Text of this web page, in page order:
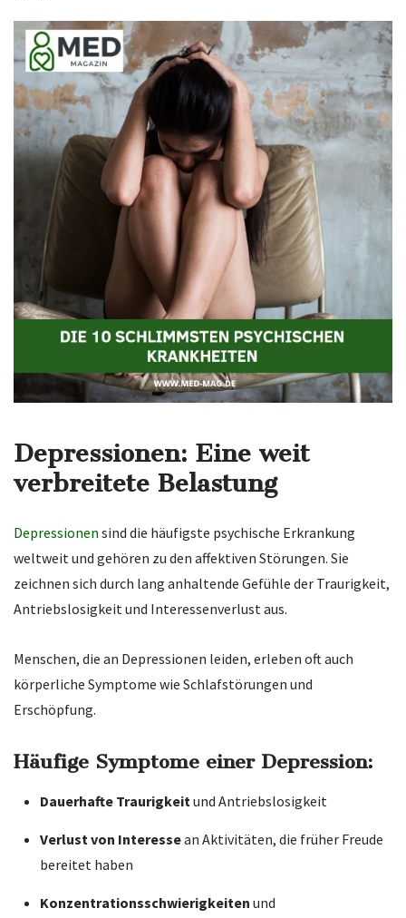
Depressionen: Eine weit
verbreitete Belastung
Depressionen sind die häufigste psychische Erkrankung
weltweit und gehören zu den affektiven Störungen. Sie
zeichnen sich durch lang anhaltende Gefühle der Traurigkeit,
Antriebslosigkeit und Interessenverlust aus.
Menschen, die an Depressionen leiden, erleben oft auch
körperliche Symptome wie Schlafstörungen und
Erschöpfung.
Häufige Symptome einer Depression:
Dauerhafte Traurigkeitund Antriebslosigkeit
Verlust von Interessean Aktivitäten, die früher Freude
bereitet haben
Konzentrationsschwierigkeiten und